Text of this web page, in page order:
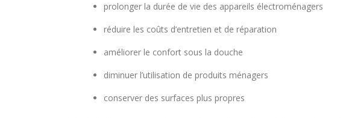
prolonger la durée de vie des appareils électroménagers
réduire les coûts d’entretien et de réparation
améliorer le confort sous la douche
diminuer l’utilisation de produits ménagers
conserver des surfaces plus propres